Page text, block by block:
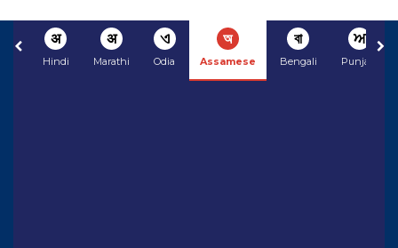
अ
Hindi
अ
Marathi
ଏ
Odia
অ
Assamese
বা
Bengali
ਅ
Punjabi